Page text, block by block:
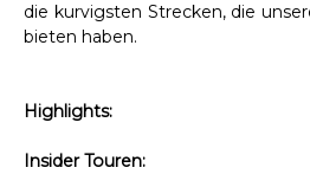
die kurvigsten Strecken, die
bieten haben.
Highlights:
Insider Touren: